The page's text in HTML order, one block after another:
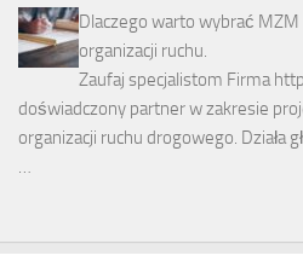
Dlaczego warto wybrać
organizacji ruchu.
Zaufaj specjalistom Firma
doświadczony partner w zakresie
organizacji ruchu drogowego. Działa
…